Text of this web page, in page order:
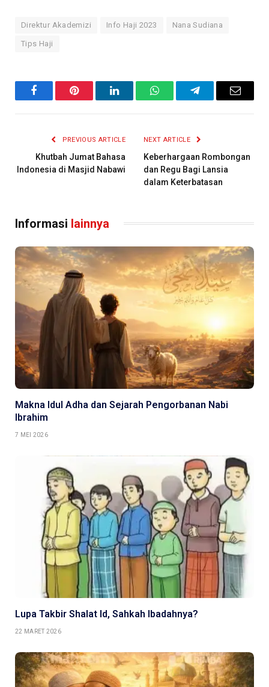
Direktur Akademizi Info Haji 2023 Nana Sudiana
Tips Haji
FacebookPinterest LinkedInWhatsAppTelegramEmail
PREVIOUS ARTICLE
Khutbah Jumat Bahasa
Indonesia di Masjid Nabawi
NEXT ARTICLE
Keberhargaan Rombongan
dan Regu Bagi Lansia
dalam Keterbatasan
Informasi lainnya
Makna Idul Adha dan Sejarah Pengorbanan Nabi
Ibrahim
7 MEI 2026
Lupa Takbir Shalat Id, Sahkah Ibadahnya?
22 MARET 2026